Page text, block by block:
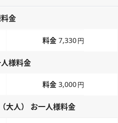
金
7,330円
様料金
3,000円
大人） お一人様料金